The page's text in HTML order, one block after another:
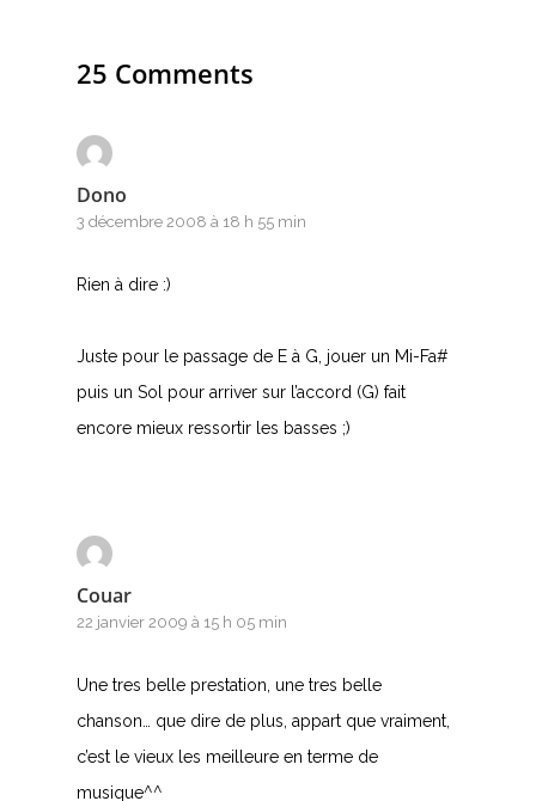
25 Comments
Dono
3 décembre 2008 à 18 h 55 min
Rien à dire :)
Juste pour le passage de E à G, jouer un Mi-Fa#
puis un Sol pour arriver sur l’accord (G) fait
encore mieux ressortir les basses ;)
Couar
22 janvier 2009 à 15 h 05 min
Une tres belle prestation, une tres belle
chanson… que dire de plus, appart que vraiment,
c’est le vieux les meilleure en terme de
musique^^